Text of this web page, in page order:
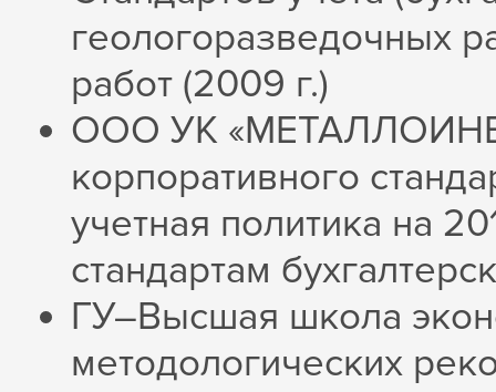
геологоразведочных
работ (2009 г.)
ООО УК
корпоративного
учетная политика на
стандартам
ГУ–Высшая школа
методологических